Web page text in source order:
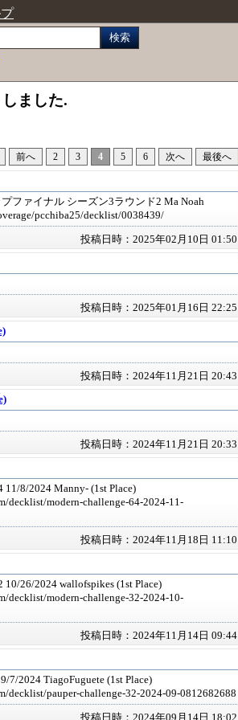
検索
ました.
前へ 2 3 4 5 6 次へ 最後へ
ファイナル シーズン3ラウンド2 Ma Noah
pcchiba25/decklist/0038439/
投稿日時：2025年02月10日 01:50
投稿日時：2025年01月16日 22:25
投稿日時：2024年11月21日 20:43
投稿日時：2024年11月21日 20:33
11/8/2024 Manny- (1st Place)
decklist/modern-challenge-64-2024-11-
投稿日時：2024年11月18日 11:10
10/26/2024 wallofspikes (1st Place)
decklist/modern-challenge-32-2024-10-
投稿日時：2024年11月14日 09:44
7/2024 TiagoFuguete (1st Place)
decklist/pauper-challenge-32-2024-09-0812682688
投稿日時：2024年09月14日 18:02